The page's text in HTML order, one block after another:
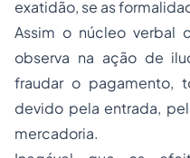
exatidão, se as
Assim o núcleo verbal
observa na ação de
fraudar o pagamento,
devido pela entrada,
mercadoria.